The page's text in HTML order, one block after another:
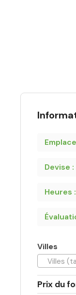
Devise :
Heures :
Villes
Villes
Prix du